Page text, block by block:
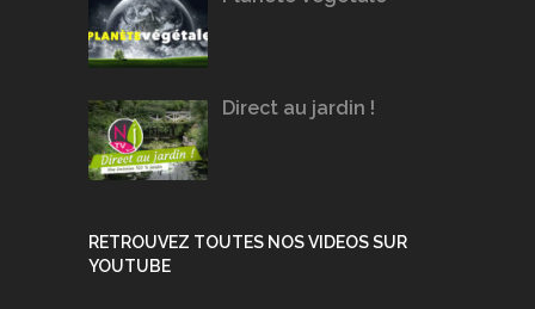
Direct au jardin !
RETROUVEZ TOUTES NOS VIDEOS SUR
YOUTUBE